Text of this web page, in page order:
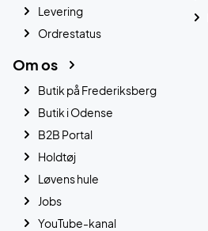
Levering
Ordrestatus
Om os
Butik på Frederiksberg
Butik i Odense
B2B Portal
Holdtøj
Løvens hule
Jobs
YouTube-kanal